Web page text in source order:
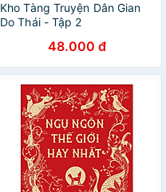
Kho Tàng Truyện Dân Gian
Do Thái - Tập 2
48.000 đ